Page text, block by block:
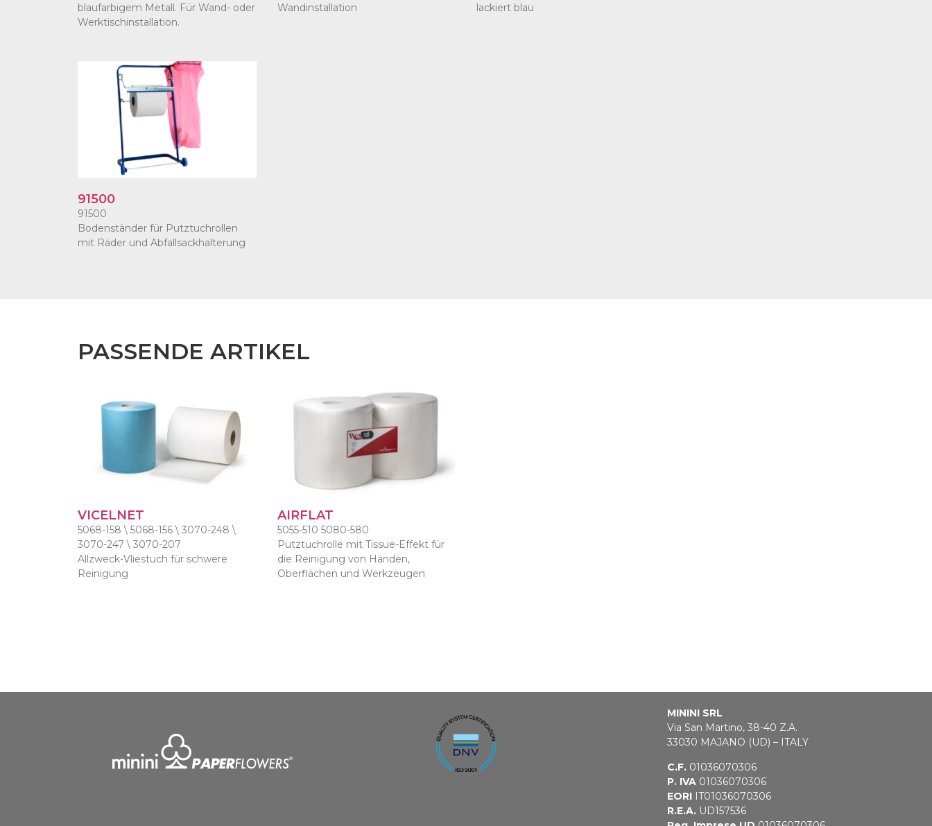
blaufarbigem Metall. Für Wand- oder
Werktischinstallation.
Wandinstallation
lackiert blau
91500
91500
Bodenständer für Putztuchrollen
mit Räder und Abfallsackhalterung
PASSENDE ARTIKEL
VICELNET
5068-158 \ 5068-156 \ 3070-248 \
3070-247 \ 3070-207
Allzweck-Vliestuch für schwere
Reinigung
AIRFLAT
5055-510 5080-580
Putztuchrolle mit Tissue-Effekt für
die Reinigung von Händen,
Oberflächen und Werkzeugen
MININI SRL
Via San Martino, 38-40 Z.A.
33030 MAJANO (UD) – ITALY
C.F. 01036070306
P. IVA01036070306
EORIIT01036070306
R.E.A.UD157536